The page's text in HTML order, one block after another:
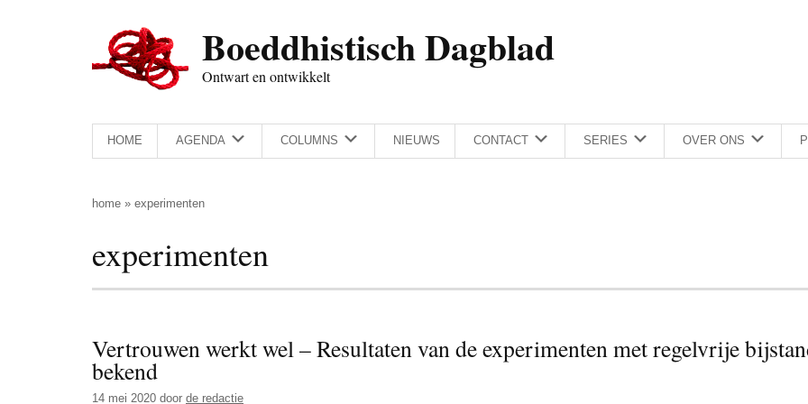
Boeddhistisch Dagblad
Ontwart en ontwikkelt
HOME AGENDA COLUMNS NIEUWS CONTACT SERIES OVER ONS
home » experimenten
experimenten
Vertrouwen werkt wel – Resultaten van de experimenten met regelvrije
bekend
14 mei 2020 door de redactie